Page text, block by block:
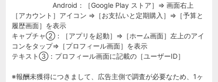
Android：［Google Play ストア］⇒ 画面右上
［アカウント］アイコン ⇒［お支払いと定期購入］⇒［予算と
履歴画面］を表示
キャプチャ②：［アプリを起動］⇒［ホーム画面］左上のアイ
コンをタップ⇒［プロフィール画面］を表示
テキスト③：プロフィール画面に記載の［ユーザーID］
※報酬未獲得につきまして、広告主側で調査が必要なため、1ヶ